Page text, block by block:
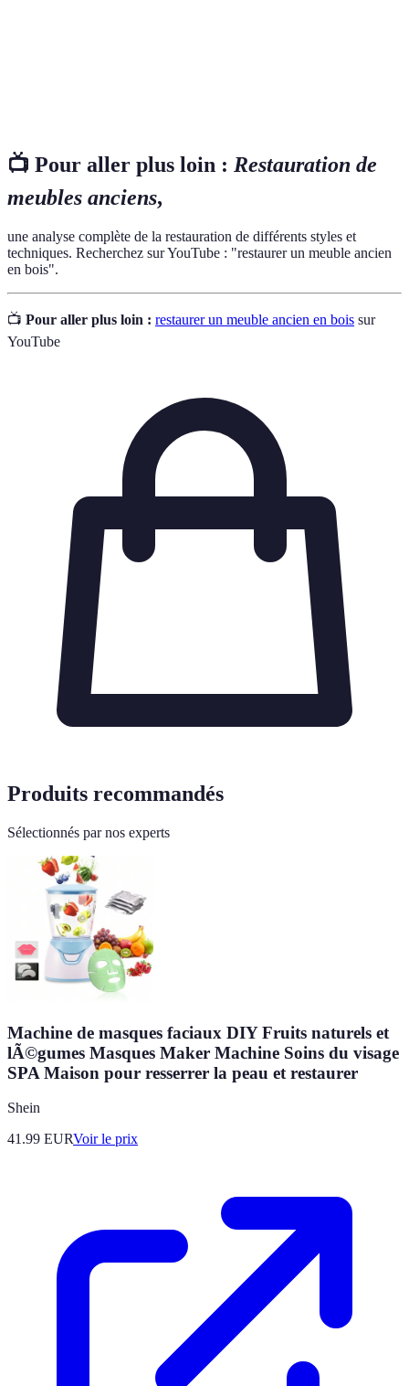
📺 Pour aller plus loin : Restauration de
meubles anciens,
une analyse complète de la restauration de différents styles et
techniques. Recherchez sur YouTube : "restaurer un meuble ancien
en bois".
📺 Pour aller plus loin : restaurer un meuble ancien en bois sur
YouTube
Produits recommandés
Sélectionnés par nos experts
Machine de masques faciaux DIY Fruits naturels et
lÃ©gumes Masques Maker Machine Soins du visage
SPA Maison pour resserrer la peau et restaurer
Shein
41.99 EURVoir le prix